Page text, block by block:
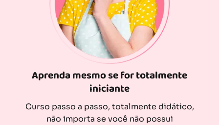
Aprenda mesmo se for totalmente
iniciante
Curso passo a passo, totalmente didático,
não importa se você não possui